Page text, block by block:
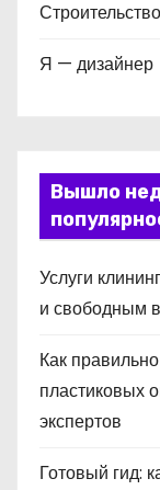
Строительство
Я — дизайнер
Вышло
Услуги
и свободным
Как
пластиковых
экспертов
Готовый гид: